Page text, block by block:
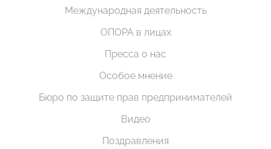
Международная деятельность
ОПОРА в лицах
Пресса о нас
Особое мнение
Бюро по защите прав предпринимателей
Видео
Поздравления